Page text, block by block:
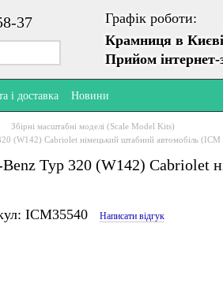
37
Графік роботи:
Крамниця в
Прийом
і доставка Новини
Збірні масштабні моделі (Scale Model Kits)
(W142) Cabriolet німецький штабний автомобіль (ICM
Typ 320 (W142) Cabriolet
ICM35540 Написати відгук